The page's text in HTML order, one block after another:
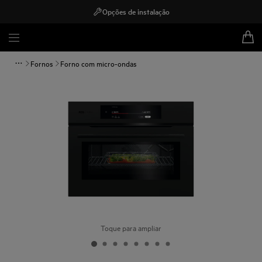
Opções de instalação
Fornos Forno com micro-ondas
Toque para ampliar